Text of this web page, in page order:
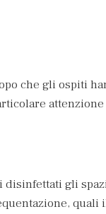
che gli ospiti
disinfettati gli
quali